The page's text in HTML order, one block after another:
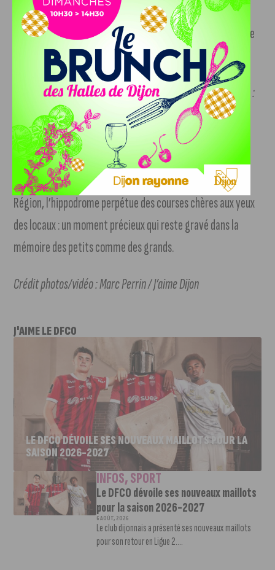
Rien ne vient troubler la quiétude des spectateurs, sauf
peut-être les clameurs qui montent à l’approche de la ligne
d’arrivée.
On veut des sourires, on veut des moments de convivialité :
on veut être la sortie de l’été pour toutes ces familles qui
veulent passer un moment ensemble, proche de chez eux »
ambitionneCamille Sauvadet, co-organisatrice de
l’événement. Avec le soutien du Département et de la
Région, l’hippodrome perpétue des courses chères aux yeux
des locaux : un moment précieux qui reste gravé dans la
mémoire des petits comme des grands.
Crédit photos/vidéo : Marc Perrin / J’aime Dijon
J'AIME LE DFCO
LE DFCO DÉVOILE SES NOUVEAUX MAILLOTS POUR LA
SAISON 2026-2027
INFOS,SPORT
Le DFCO dévoile ses nouveaux maillots
pour la saison 2026-2027
6 AOÛT, 2026
Le club dijonnais a présenté ses nouveaux maillots
pour son retour en Ligue 2....